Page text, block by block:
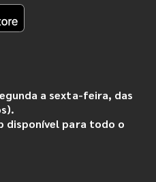
a sexta-feira, das
disponível para todo o